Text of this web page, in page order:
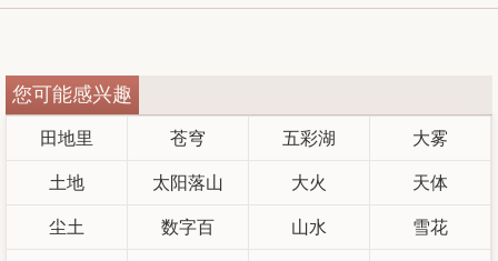
您可能感兴趣
田地里 苍穹 五彩湖 大雾
土地 太阳落山 大火 天体
尘土 数字百 山水 雪花